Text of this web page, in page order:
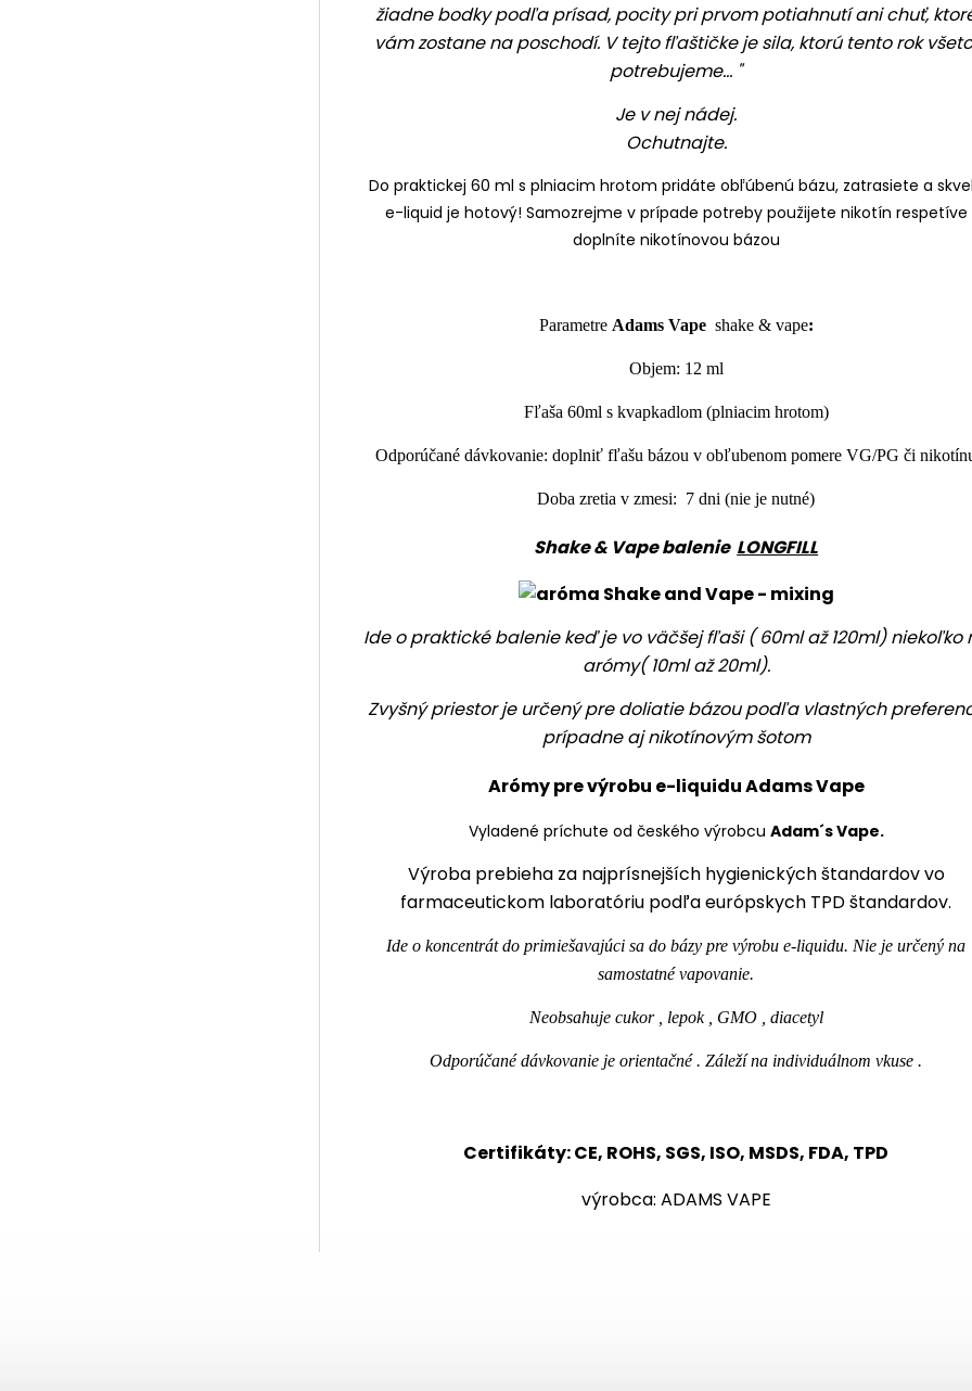
žiadne bodky podľa prísad, pocity pri prvom potiahnutí ani chuť,
vám zostane na poschodí. V tejto fľaštičke je sila, ktorú tento rok
potrebujeme... "
Je v nej nádej.
Ochutnajte.
Do praktickej 60 ml s plniacim hrotom pridáteobľúbenú bázu, zatrasiete a
e-liquid je hotový! Samozrejme v prípade potreby použijete nikotín respetíve
doplníte nikotínovou bázou
Parametre Adams Vapeshake & vape:
Objem: 12 ml
Fľaša 60ml s kvapkadlom (plniacim hrotom)
Odporúčané dávkovanie: doplniť fľašu bázou v obľubenom pomere VG/PG či
Doba zretia v zmesi: 7 dni (nie je nutné)
Shake & Vape balenie LONGFILL
Ide o praktické balenie keď je vo väčšej fľaši ( 60ml až 120ml) niekoľko
arómy( 10ml až 20ml).
Zvyšný priestor je určený pre doliatie bázou podľa vlastných
prípadne aj nikotínovým šotom
Arómy pre výrobu e-liquidu Adams Vape
Vyladené príchute od českého výrobcu Adam´s Vape.
Výroba prebieha za najprísnejších hygienických štandardov vo
farmaceutickom laboratóriu podľa európskych TPD štandardov.
Ide o koncentrát do primiešavajúci sa do bázy pre výrobu e-liquidu. Nie je určený na
samostatné vapovanie.
Neobsahuje cukor , lepok , GMO , diacetyl
Odporúčané dávkovanie je orientačné . Záleží na individuálnom vkuse .
Certifikáty: CE, ROHS, SGS, ISO, MSDS, FDA, TPD
výrobca: ADAMS VAPE